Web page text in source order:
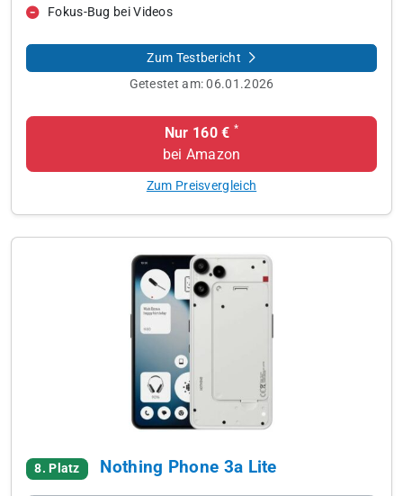
Fokus-Bug bei Videos
Zum Testbericht
Getestet am:06.01.2026
Nur 160 € *
bei Amazon
Zum Preisvergleich
8. Platz Nothing Phone 3a Lite